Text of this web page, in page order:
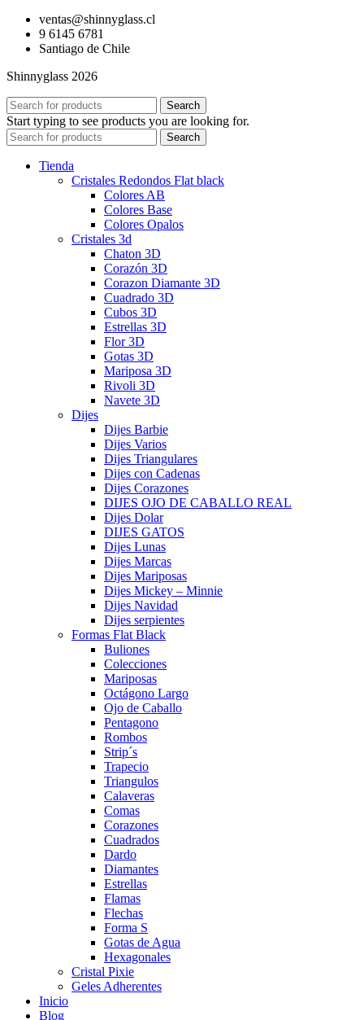
ventas@shinnyglass.cl
9 6145 6781
Santiago de Chile
Shinnyglass 2026
Search
Start typing to see products you are looking for.
Search
Tienda
Cristales Redondos Flat black
Colores AB
Colores Base
Colores Opalos
Cristales 3d
Chaton 3D
Corazón 3D
Corazon Diamante 3D
Cuadrado 3D
Cubos 3D
Estrellas 3D
Flor 3D
Gotas 3D
Mariposa 3D
Rivoli 3D
Navete 3D
Dijes
Dijes Barbie
Dijes Varios
Dijes Triangulares
Dijes con Cadenas
Dijes Corazones
DIJES OJO DE CABALLO REAL
Dijes Dolar
DIJES GATOS
Dijes Lunas
Dijes Marcas
Dijes Mariposas
Dijes Mickey – Minnie
Dijes Navidad
Dijes serpientes
Formas Flat Black
Buliones
Colecciones
Mariposas
Octágono Largo
Ojo de Caballo
Pentagono
Rombos
Strip´s
Trapecio
Triangulos
Calaveras
Comas
Corazones
Cuadrados
Dardo
Diamantes
Estrellas
Flamas
Flechas
Forma S
Gotas de Agua
Hexagonales
Cristal Pixie
Geles Adherentes
Inicio
Blog